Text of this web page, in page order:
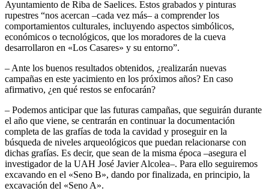
Ayuntamiento de Riba de Saelices. Estos grabados y pinturas
rupestres “nos acercan –cada vez más– a comprender los
comportamientos culturales, incluyendo aspectos simbólicos,
económicos o tecnológicos, que los moradores de la cueva
desarrollaron en «Los Casares» y su entorno”.
– Ante los buenos resultados obtenidos, ¿realizarán nuevas
campañas en este yacimiento en los próximos años? En caso
afirmativo, ¿en qué restos se enfocarán?
– Podemos anticipar que las futuras campañas, que seguirán durante
el año que viene, se centrarán en continuar la documentación
completa de las grafías de toda la cavidad y proseguir en la
búsqueda de niveles arqueológicos que puedan relacionarse con
dichas grafías. Es decir, que sean de la misma época –asegura el
investigador de la UAH José Javier Alcolea–. Para ello seguiremos
excavando en el «Seno B», dando por finalizada, en principio, la
excavación del «Seno A».